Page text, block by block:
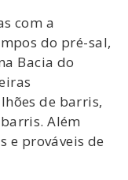
com a
do pré-sal,
Bacia do
de barris,
Além
e prováveis de